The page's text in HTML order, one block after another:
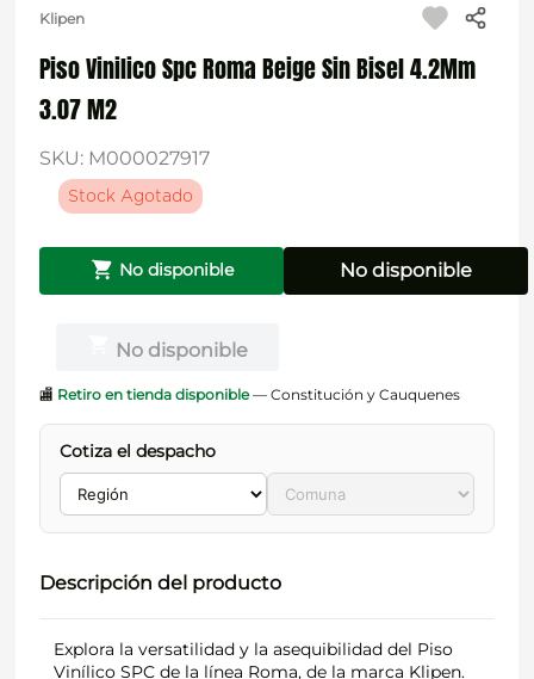
Klipen
Piso Vinilico Spc Roma Beige Sin Bisel 4.2Mm
3.07 M2
SKU: M000027917
Stock Agotado
No disponible No disponible
No disponible
🏬 Retiro en tienda disponible— Constitución y Cauquenes
Cotiza el despacho
Descripción del producto
Explora la versatilidad y la asequibilidad del Piso
Vinílico SPC de la línea Roma, de la marca Klipen.